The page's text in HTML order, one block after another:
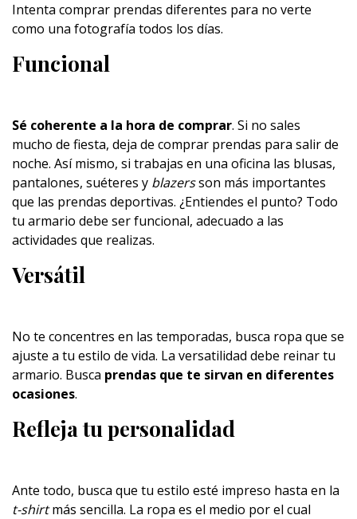
Intenta comprar prendas diferentes para no verte
como una fotografía todos los días.
Funcional
Sé coherente a la hora de comprar. Si no sales
mucho de fiesta, deja de comprar prendas para salir de
noche. Así mismo, si trabajas en una oficina las blusas,
pantalones, suéteres y blazersson más importantes
que las prendas deportivas. ¿Entiendes el punto? Todo
tu armario debe ser funcional, adecuado a las
actividades que realizas.
Versátil
No te concentres en las temporadas, busca ropa que se
ajuste a tu estilo de vida. La versatilidad debe reinar tu
armario. Busca prendas que te sirvan en diferentes
ocasiones.
Refleja tu personalidad
Ante todo, busca que tu estilo esté impreso hasta en la
t-shirtmás sencilla. La ropa es el medio por el cual